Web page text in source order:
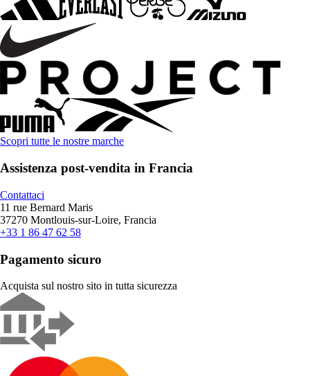
Scopri tutte le nostre marche
Assistenza post-vendita in Francia
Contattaci
11 rue Bernard Maris
37270 Montlouis-sur-Loire, Francia
+33 1 86 47 62 58
Pagamento sicuro
Acquista sul nostro sito in tutta sicurezza